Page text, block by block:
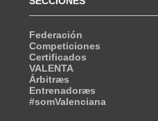
Federación
Competiciones
Certificados
VALENTA
Árbitræs
Entrenadoræs
#somValenciana